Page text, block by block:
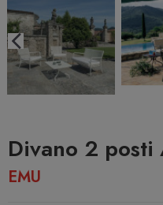
Divano 2 posti
EMU